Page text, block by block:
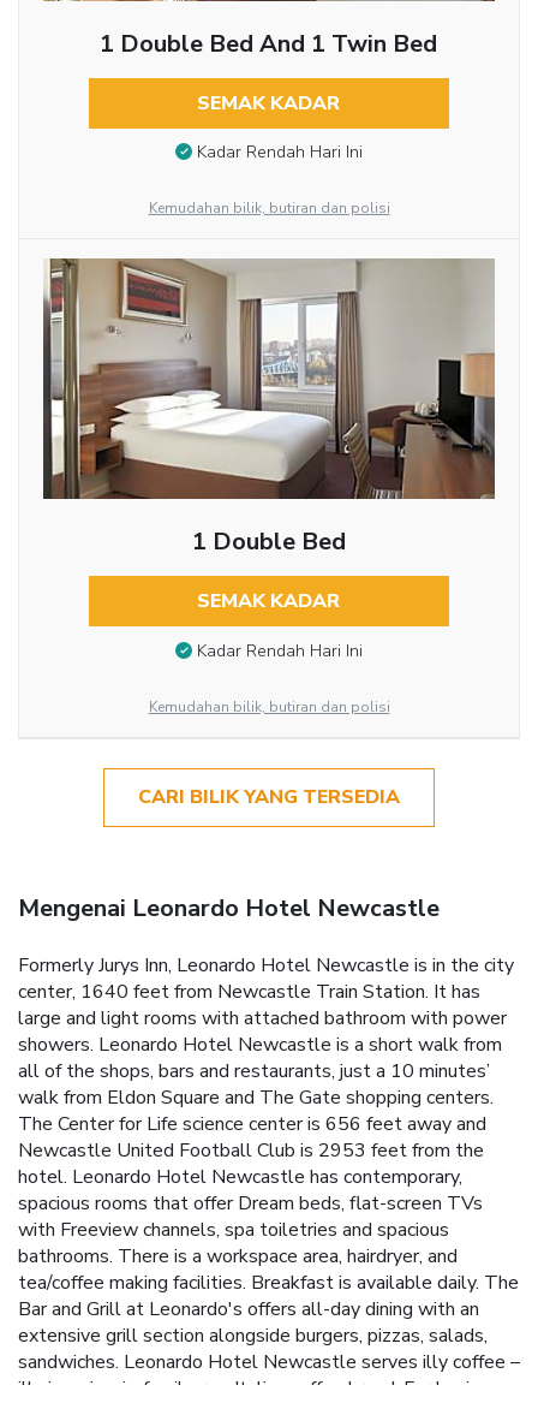
1 Double Bed And 1 Twin Bed
SEMAK KADAR
Kadar Rendah Hari Ini
Kemudahan bilik, butiran dan polisi
1 Double Bed
SEMAK KADAR
Kadar Rendah Hari Ini
Kemudahan bilik, butiran dan polisi
CARI BILIK YANG TERSEDIA
Mengenai Leonardo Hotel Newcastle
Formerly Jurys Inn, Leonardo Hotel Newcastle is in the city
center, 1640 feet from Newcastle Train Station. It has
large and light rooms with attached bathroom with power
showers. Leonardo Hotel Newcastle is a short walk from
all of the shops, bars and restaurants, just a 10 minutes’
walk from Eldon Square and The Gate shopping centers.
The Center for Life science center is 656 feet away and
Newcastle United Football Club is 2953 feet from the
hotel. Leonardo Hotel Newcastle has contemporary,
spacious rooms that offer Dream beds, flat-screen TVs
with Freeview channels, spa toiletries and spacious
bathrooms. There is a workspace area, hairdryer, and
tea/coffee making facilities. Breakfast is available daily. The
Bar and Grill at Leonardo's offers all-day dining with an
extensive grill section alongside burgers, pizzas, salads,
sandwiches. Leonardo Hotel Newcastle serves illy coffee –
illy is an iconic, family-run, Italian coffee brand. For business